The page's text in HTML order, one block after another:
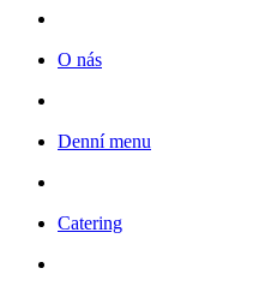
O nás
Denní menu
Catering